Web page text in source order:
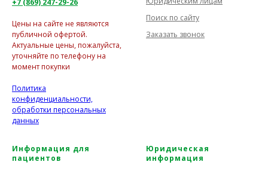
+7 (869) 247-29-26
Цены на сайте не являются
публичной офертой.
Актуальные цены, пожалуйста,
уточняйте по телефону на
момент покупки
Политика
конфиденциальности,
обработки персональных
данных
Поиск по сайту
Заказать звонок
Информация для
пациентов
Юридическая
информация